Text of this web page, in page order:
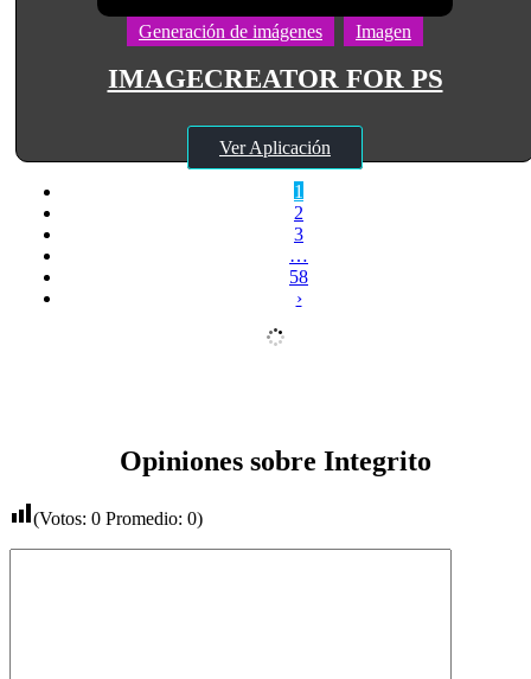
Generación de imágenes Imagen
IMAGECREATOR FOR PS
Ver Aplicación
1
2
3
…
58
›
Opiniones sobre Integrito
(Votos: 0 Promedio: 0)